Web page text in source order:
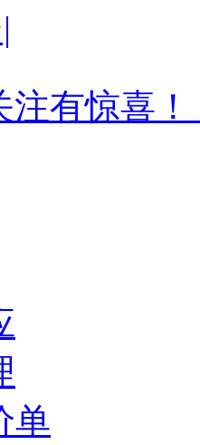
|
有惊喜！
单